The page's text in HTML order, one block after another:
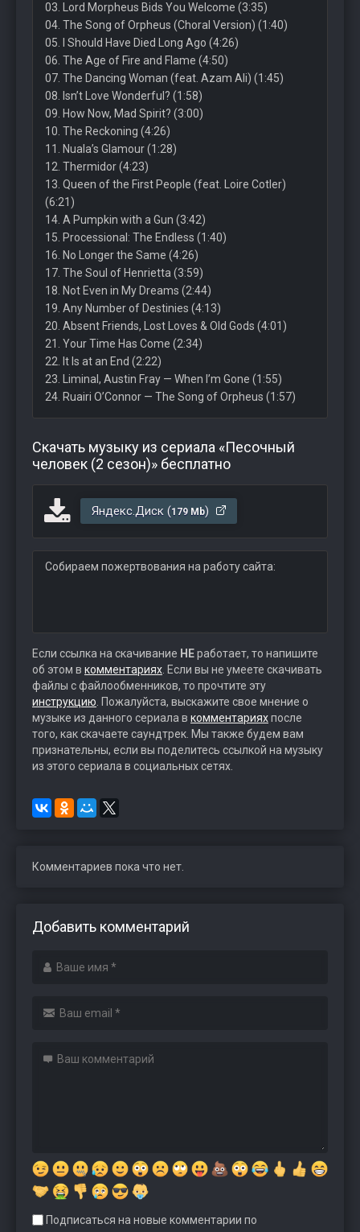
03. Lord Morpheus Bids You Welcome (3:35)
04. The Song of Orpheus (Choral Version) (1:40)
05. I Should Have Died Long Ago (4:26)
06. The Age of Fire and Flame (4:50)
07. The Dancing Woman (feat. Azam Ali) (1:45)
08. Isn’t Love Wonderful? (1:58)
09. How Now, Mad Spirit? (3:00)
10. The Reckoning (4:26)
11. Nuala’s Glamour (1:28)
12. Thermidor (4:23)
13. Queen of the First People (feat. Loire Cotler)
(6:21)
14. A Pumpkin with a Gun (3:42)
15. Processional: The Endless (1:40)
16. No Longer the Same (4:26)
17. The Soul of Henrietta (3:59)
18. Not Even in My Dreams (2:44)
19. Any Number of Destinies (4:13)
20. Absent Friends, Lost Loves & Old Gods (4:01)
21. Your Time Has Come (2:34)
22. It Is at an End (2:22)
23. Liminal, Austin Fray — When I’m Gone (1:55)
24. Ruairi O’Connor — The Song of Orpheus (1:57)
Скачать музыку из сериала «Песочный
человек (2 сезон)» бесплатно
Яндекс.Диск (179 Mb)
Собираем пожертвования на работу сайта:
Если ссылка на скачивание НЕработает, то напишите
об этом в комментариях . Если вы не умеете скачивать
файлы с файлообменников, то прочтите эту
инструкцию . Пожалуйста, выскажите свое мнение о
музыке из данного сериала в комментарияхпосле
того, как скачаете саундтрек. Мы также будем вам
признательны, если вы поделитесь ссылкой на музыку
из этого сериала в социальных сетях.
Комментариев пока что нет.
Добавить комментарий
Подписаться на новые комментарии по